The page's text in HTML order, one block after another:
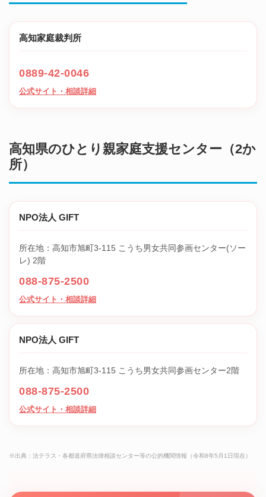
高知家庭裁判所
0889-42-0046
公式サイト・相談詳細
高知県のひとり親家庭支援センター（2か
所）
NPO法人 GIFT
所在地：高知市旭町3-115 こうち男女共同参画センター(ソー
レ) 2階
088-875-2500
公式サイト・相談詳細
NPO法人 GIFT
所在地：高知市旭町3-115 こうち男女共同参画センター2階
088-875-2500
公式サイト・相談詳細
※出典：法テラス・各都道府県法律相談センター等の公的機関情報（令和8年5月1日現在）